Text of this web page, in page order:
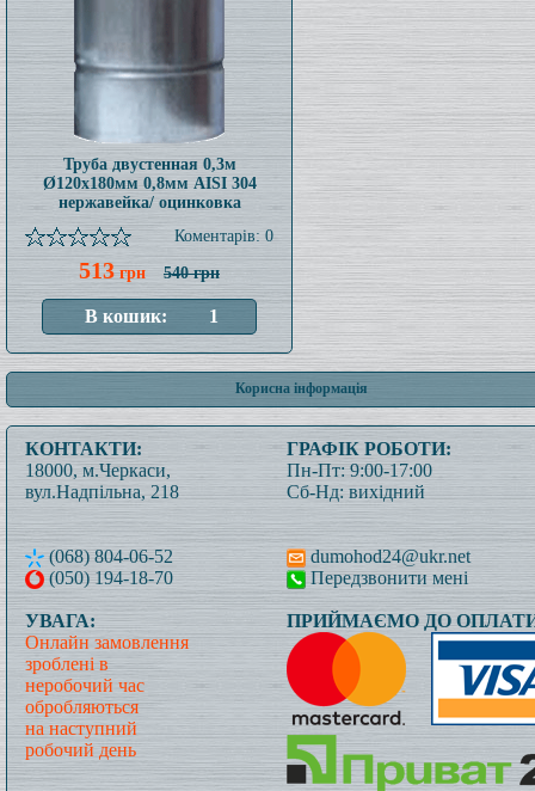
Труба двустенная 0,3м
Ø120x180мм 0,8мм AISI 304
нержавейка/ оцинковка
Коментарів: 0
513грн 540 грн
Корисна інформація
КОНТАКТИ:
18000, м.Черкаси,
вул.Надпільна, 218
(068) 804-06-52
(050) 194-18-70
ГРАФІК РОБОТИ:
Пн-Пт: 9:00-17:00
Сб-Нд: вихідний
dumohod24@ukr.net
Передзвонити мені
УВАГА:
Онлайн замовлення
зроблені в
неробочий час
обробляються
на наступний
робочий день
ПРИЙМАЄМО ДО